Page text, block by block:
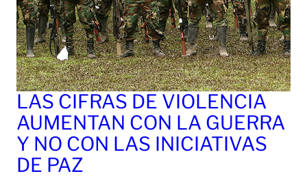
LAS CIFRAS DE VIOLENCIA
AUMENTAN CON LA GUERRA
Y NO CON LAS INICIATIVAS
DE PAZ